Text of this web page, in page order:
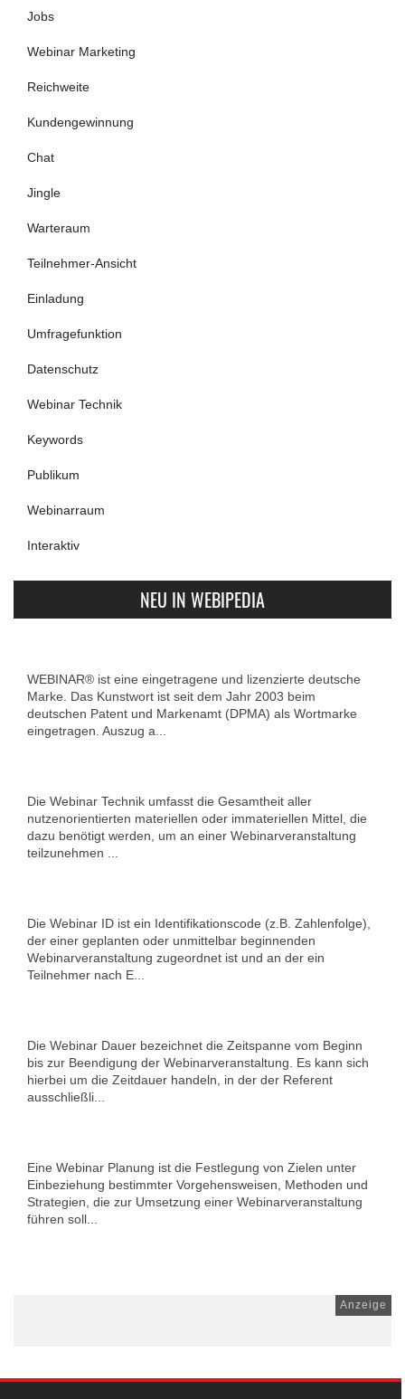
Jobs
Webinar Marketing
Reichweite
Kundengewinnung
Chat
Jingle
Warteraum
Teilnehmer-Ansicht
Einladung
Umfragefunktion
Datenschutz
Webinar Technik
Keywords
Publikum
Webinarraum
Interaktiv
NEU IN WEBIPEDIA
WEBINAR® ist eine eingetragene und lizenzierte deutsche
Marke. Das Kunstwort ist seit dem Jahr 2003 beim
deutschen Patent und Markenamt (DPMA) als Wortmarke
eingetragen. Auszug a...
Die Webinar Technik umfasst die Gesamtheit aller
nutzenorientierten materiellen oder immateriellen Mittel, die
dazu benötigt werden, um an einer Webinarveranstaltung
teilzunehmen ...
Die Webinar ID ist ein Identifikationscode (z.B. Zahlenfolge),
der einer geplanten oder unmittelbar beginnenden
Webinarveranstaltung zugeordnet ist und an der ein
Teilnehmer nach E...
Die Webinar Dauer bezeichnet die Zeitspanne vom Beginn
bis zur Beendigung der Webinarveranstaltung. Es kann sich
hierbei um die Zeitdauer handeln, in der der Referent
ausschließli...
Eine Webinar Planung ist die Festlegung von Zielen unter
Einbeziehung bestimmter Vorgehensweisen, Methoden und
Strategien, die zur Umsetzung einer Webinarveranstaltung
führen soll...
Anzeige